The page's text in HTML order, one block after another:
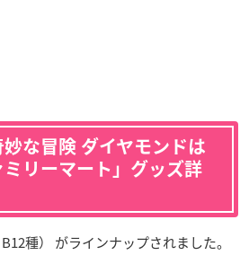
妙な冒険 ダイヤモンドは
リーマート」グッズ詳
種） がラインナップされました。